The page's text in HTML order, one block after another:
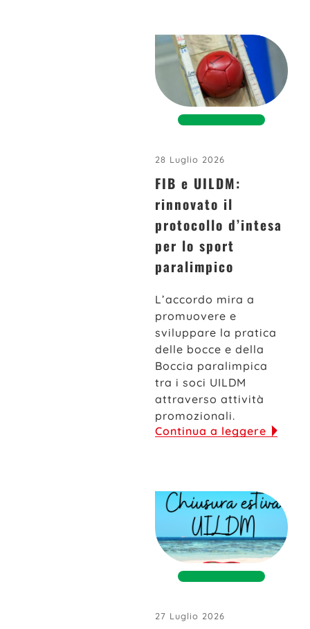
28 Luglio 2026
FIB e UILDM:
rinnovato il
protocollo d’intesa
per lo sport
paralimpico
L’accordo mira a
promuovere e
sviluppare la pratica
delle bocce e della
Boccia paralimpica
tra i soci UILDM
attraverso attività
promozionali.
Continua a leggere
27 Luglio 2026